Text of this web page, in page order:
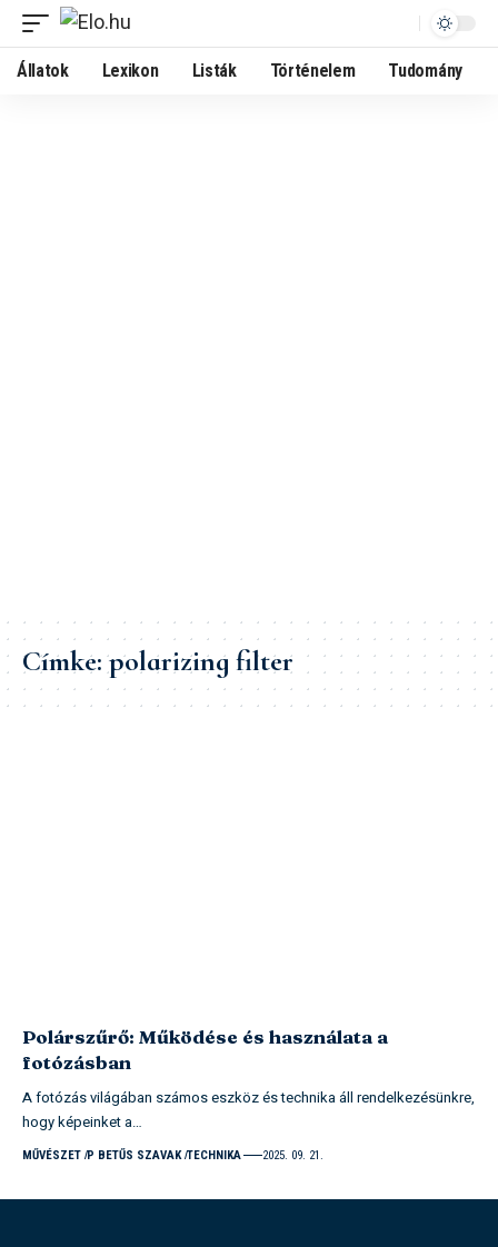
Állatok Lexikon Listák Történelem Tudomány
Címke:polarizing filter
Polárszűrő: Működése és használata a
fotózásban
A fotózás világában számos eszköz és technika áll rendelkezésünkre,
hogy képeinket a…
MŰVÉSZET P BETŰS SZAVAK TECHNIKA 2025. 09. 21.